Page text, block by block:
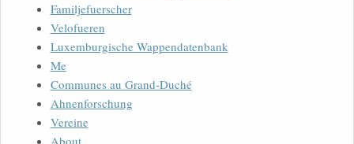
Familjefuerscher
Velofueren
Luxemburgische Wappendatenbank
Me
Communes au Grand-Duché
Ahnenforschung
Vereine